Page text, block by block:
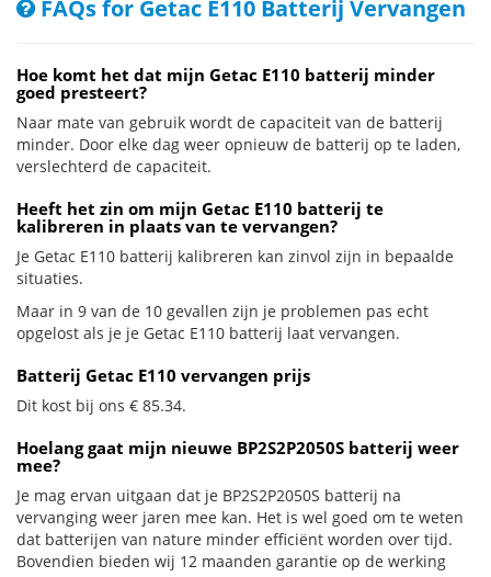
FAQs for Getac E110 Batterij Vervangen
Hoe komt het dat mijn Getac E110 batterij minder
goed presteert?
Naar mate van gebruik wordt de capaciteit van de batterij
minder. Door elke dag weer opnieuw de batterij op te laden,
verslechterd de capaciteit.
Heeft het zin om mijn Getac E110 batterij te
kalibreren in plaats van te vervangen?
Je Getac E110 batterij kalibreren kan zinvol zijn in bepaalde
situaties.
Maar in 9 van de 10 gevallen zijn je problemen pas echt
opgelost als je je Getac E110 batterij laat vervangen.
Batterij Getac E110 vervangen prijs
Dit kost bij ons € 85.34.
Hoelang gaat mijn nieuwe BP2S2P2050S batterij weer
mee?
Je mag ervan uitgaan dat je BP2S2P2050S batterij na
vervanging weer jaren mee kan. Het is wel goed om te weten
dat batterijen van nature minder efficiënt worden over tijd.
Bovendien bieden wij 12 maanden garantie op de werking